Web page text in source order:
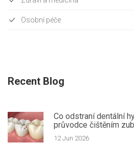
Osobní péče
Recent Blog
Co odstraní dentální
průvodce čištěním
12 Jun 2026